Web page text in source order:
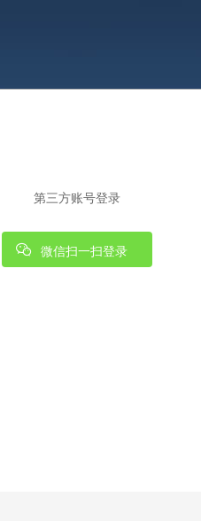
第三方账号登录
微信扫一扫登录